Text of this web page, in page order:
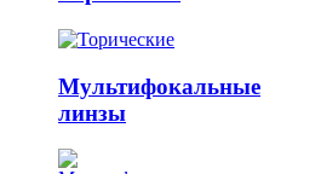
Мультифокальные
линзы